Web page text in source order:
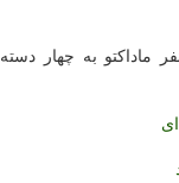
ماداکتو به چهار